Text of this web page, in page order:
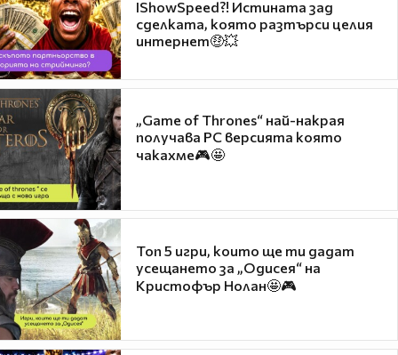
IShowSpeed?! Истината зад
сделката, която разтърси целия
интернет🤑💥
„Game of Thrones“ най-накрая
получава PC версията която
чакахме🎮🤩
Топ 5 игри, които ще ти дадат
усещането за „Одисея“ на
Кристофър Нолан🤩🎮